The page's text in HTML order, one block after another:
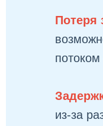
Потеря
из-за